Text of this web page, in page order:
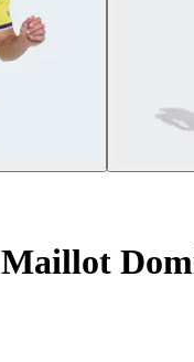
Maillot